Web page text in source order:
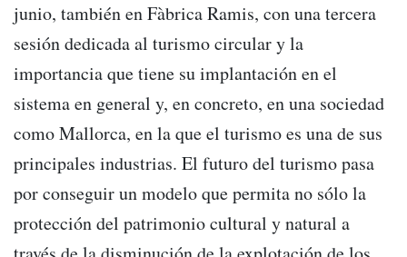
junio, también en Fàbrica Ramis, con una tercera
sesión dedicada al turismo circular y la
importancia que tiene su implantación en el
sistema en general y, en concreto, en una sociedad
como Mallorca, en la que el turismo es una de sus
principales industrias. El futuro del turismo pasa
por conseguir un modelo que permita no sólo la
protección del patrimonio cultural y natural a